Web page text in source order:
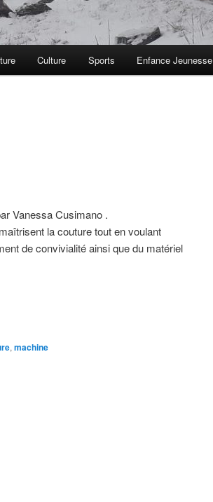
Culture Sports Enfance Jeunesse
Vanessa Cusimano .
la couture tout en voulant
de convivialité ainsi que du matériel
, machine